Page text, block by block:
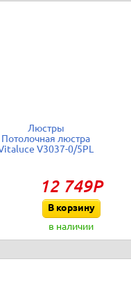
Люстры
Потолочная люстра
V3037-0/5PL
12 749Р
В корзину
в наличии